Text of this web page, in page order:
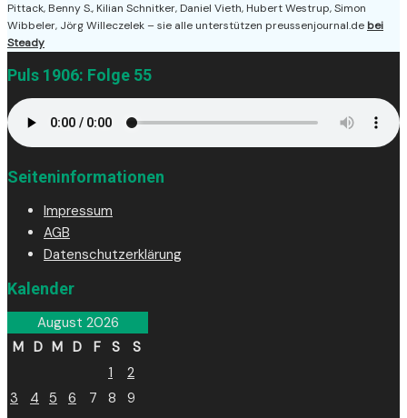
Pittack, Benny S., Kilian Schnitker, Daniel Vieth, Hubert Westrup, Simon
Wibbeler, Jörg Willeczelek – sie alle unterstützen preussenjournal.de bei
Steady
Puls 1906: Folge 55
Seiteninformationen
Impressum
AGB
Datenschutzerklärung
Kalender
August 2026
M D M D F S
S
1
2
3
4 5 6 7 8
9